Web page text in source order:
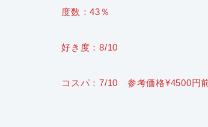
度数：43％
好き度：8/10
コスパ：7/10 参考価格¥4500円